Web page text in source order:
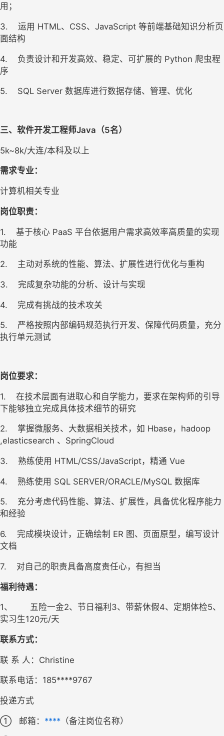
用；
3.
运用 HTML、CSS、JavaScript 等前端基础知识分析页
面结构
4.
负责设计和开发高效、稳定、可扩展的 Python 爬虫程
序
5. SQL Server 数据库进行数据存储、管理、优化
三、软件开发工程师Java（5名）
5k~8k/大连/本科及以上
需求专业：
计算机相关专业
岗位职责：
1.
基于核心 PaaS 平台依据用户需求高效率高质量的实现
功能
2. 主动对系统的性能、算法、扩展性进行优化与重构
3. 完成复杂功能的分析、设计与实现
4. 完成有挑战的技术攻关
5.
严格按照内部编码规范执行开发、保障代码质量，充分
执行单元测试
岗位要求：
1.
在技术层面有进取心和自学能力，要求在架构师的引导
下能够独立完成具体技术细节的研究
2.
掌握微服务、大数据相关技术，如 Hbase，hadoop
,elasticsearch 、SpringCloud
3. 熟练使用 HTML/CSS/JavaScript，精通 Vue
4. 熟练使用 SQL SERVER/ORACLE/MySQL 数据库
5.
充分考虑代码性能、算法、扩展性，具备优化程序能力
和经验
6.
完成模块设计，正确绘制 ER 图、页面原型，编写设计
文档
7. 对自己的职责具备高度责任心，有担当
福利待遇：
1、
五险一金2、节日福利3、带薪休假4、定期体检5、
实习生120元/天
联系方式：
联 系 人：Christine
联系电话：185****9767
投递方式
① 邮箱： **** （备注岗位名称）